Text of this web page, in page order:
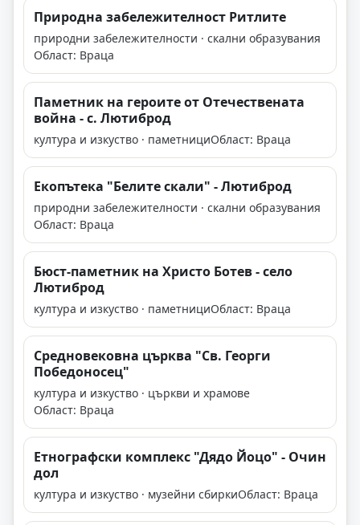
Природна забележителност Ритлите
природни забележителности · скални образувания
Област: Враца
Паметник на героите от Отечествената
война - с. Лютиброд
култура и изкуство · паметнициОбласт: Враца
Екопътека "Белите скали" - Лютиброд
природни забележителности · скални образувания
Област: Враца
Бюст-паметник на Христо Ботев - село
Лютиброд
култура и изкуство · паметнициОбласт: Враца
Средновековна църква "Св. Георги
Победоносец"
култура и изкуство · църкви и храмове
Област: Враца
Етнографски комплекс "Дядо Йоцо" - Очин
дол
култура и изкуство · музейни сбиркиОбласт: Враца